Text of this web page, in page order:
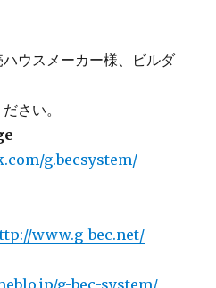
ウスメーカー様、ビルダ
さい。
g.becsystem/
www.g-bec.net/